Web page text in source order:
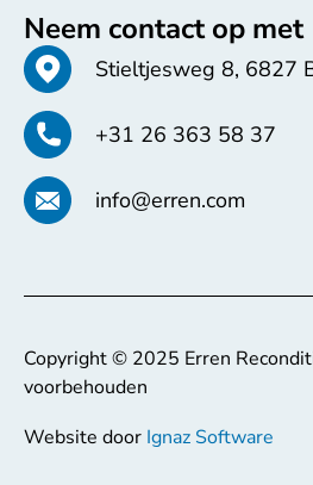
Neem contact op met
Stieltjesweg 8, 6827
+31 26 363 58 37
info@erren.com
Copyright © 2025 Erren
voorbehouden
Website door Ignaz Software